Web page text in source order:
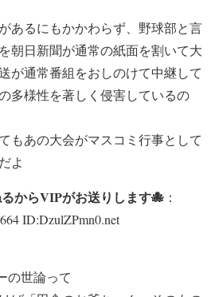
あるにもかかわらず、野球部と言
朝日新聞が通常の紙面を割いて大
が通常番組をおしのけて中継して
多様性を著しく侵害しているの
もあの大会がマスコミ行事として
よ
からVIPがお送りします🐙 ：
ID:DzulZPmn0.net
の世論って